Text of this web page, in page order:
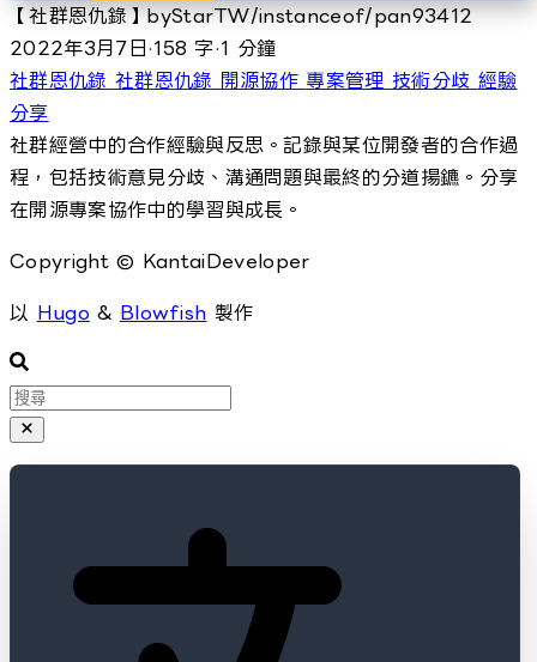
【社群恩仇錄】byStarTW/instanceof/pan93412
2022年3月7日·158 字·1 分鐘
社群恩仇錄社群恩仇錄開源協作專案管理技術分歧經驗
分享
社群經營中的合作經驗與反思。記錄與某位開發者的合作過
程，包括技術意見分歧、溝通問題與最終的分道揚鑣。分享
在開源專案協作中的學習與成長。
Copyright © KantaiDeveloper
以Hugo&Blowfish製作